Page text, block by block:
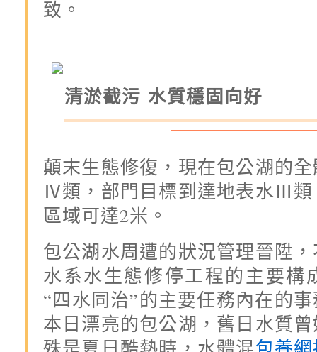
致。
清淤截污 水質穩固向好
顛末生態修復，現在包公湖的
Ⅳ類，部門目標到達地表水Ⅲ類
區域可達2米。
包公湖水周遭的狀況管理晉陞
水系水生態修停工程的主要構
“四水同治”的主要任務內在的
本日漂亮的包公湖，舊日水質